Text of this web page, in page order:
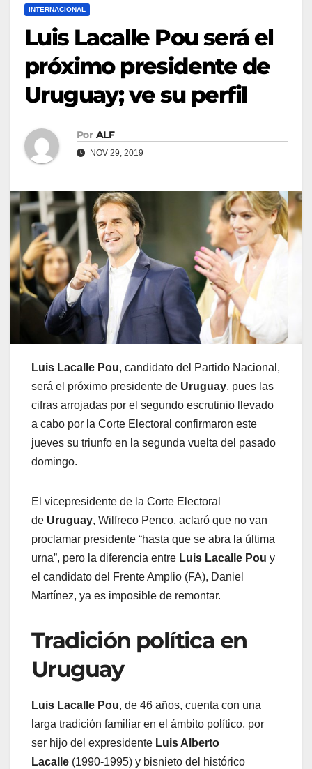
INTERNACIONAL
Luis Lacalle Pou será el
próximo presidente de
Uruguay; ve su perfil
Por ALF
NOV 29, 2019
Luis Lacalle Pou, candidato del Partido Nacional,
será el próximo presidente de Uruguay, pues las
cifras arrojadas por el segundo escrutinio llevado
a cabo por la Corte Electoral confirmaron este
jueves su triunfo en la segunda vuelta del pasado
domingo.
El vicepresidente de la Corte Electoral
de Uruguay, Wilfreco Penco, aclaró que no van
proclamar presidente “hasta que se abra la última
urna”, pero la diferencia entre Luis Lacalle Pou y
el candidato del Frente Amplio (FA), Daniel
Martínez, ya es imposible de remontar.
Tradición política en
Uruguay
Luis Lacalle Pou, de 46 años, cuenta con una
larga tradición familiar en el ámbito político, por
ser hijo del expresidente Luis Alberto
Lacalle (1990-1995) y bisnieto del histórico